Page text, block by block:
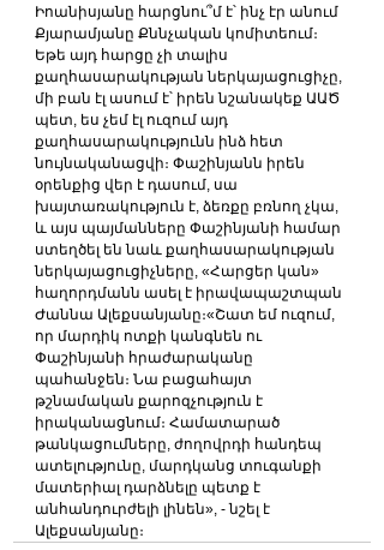
Իոանիսյանը հարցնու՞մ է՝ ինչ էր անում
Քյարամյանը Քննչական կոմիտեում։
Եթե այդ հարցը չի տալիս
քաղհասարակության ներկայացուցիչը,
մի բան էլ ասում է՝ իրեն նշանակեք ԱԱԾ
պետ, ես չեմ էլ ուզում այդ
քաղհասարակությունն ինձ հետ
նույնականացվի։ Փաշինյանն իրեն
օրենքից վեր է դասում, սա
խայտառակություն է, ձեռքը բռնող չկա,
և այս պայմանները Փաշինյանի համար
ստեղծել են նաև քաղհասարակության
ներկայացուցիչները, «Հարցեր կան»
հաղորդմանն ասել է իրավապաշտպան
Ժաննա Ալեքսանյանը։«Շատ եմ ուզում,
որ մարդիկ ոտքի կանգնեն ու
Փաշինյանի հրաժարականը
պահանջեն։ Նա բացահայտ
թշնամական քարոզչություն է
իրականացնում։ Համատարած
թանկացումները, ժողովրդի հանդեպ
ատելությունը, մարդկանց տուգանքի
մատերիալ դարձնելը պետք է
անհանդուրժելի լինեն», - նշել է
Ալեքսանյանը։